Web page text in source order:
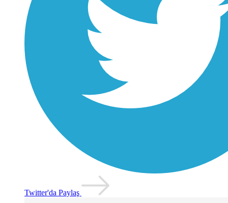
Twitter'da Paylaş